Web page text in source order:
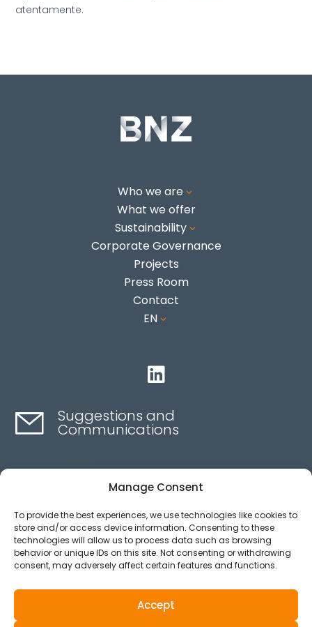
Manage Consent
To provide the best experiences, we use technologies like cookies to
store and/or access device information. Consenting to these
technologies will allow us to process data such as browsing
behavior or unique IDs on this site. Not consenting or withdrawing
consent, may adversely affect certain features and functions.
Accept
atentamente.
Who we are 3
What we offer
Sustainability3
Corporate Governance
Projects
Press Room
Contact
EN 3

Suggestions and
Communications
Contact here
Ethics channel
Aviso legal
Política de privacidad
Política de Cookies